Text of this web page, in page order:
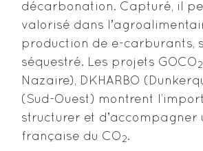
décarbonation. Capturé, il
valorisé dans
production de e-carburants,
séquestré. Les projets GOCO 2
Nazaire), DKHARBO
(Sud-Ouest) montrent
structurer et dʼaccompagner
française du CO 2.